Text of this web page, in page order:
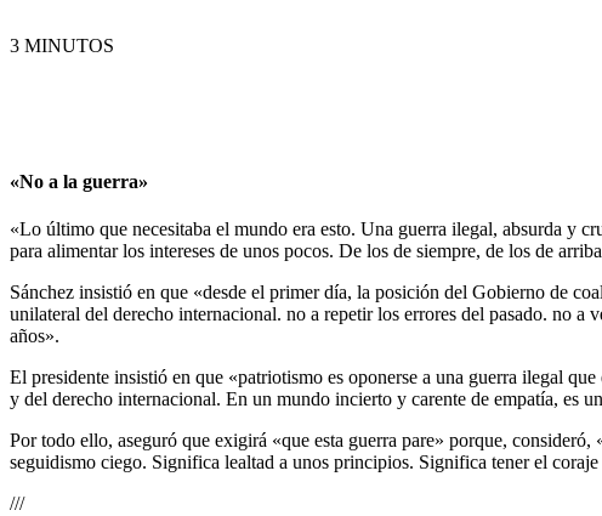
3 MINUTOS
«No a la guerra»
«Lo último que necesitaba el mundo era esto. Una guerra ilegal, absurda y
para alimentar los intereses de unos pocos. De los de siempre, de los de
Sánchez insistió en que «desde el primer día, la posición del Gobierno de
unilateral del derecho internacional. no a repetir los errores del pasado. no
años».
El presidente insistió en que «patriotismo es oponerse a una guerra ilegal
y del derecho internacional. En un mundo incierto y carente de empatía, es
Por todo ello, aseguró que exigirá «que esta guerra pare» porque,
seguidismo ciego. Significa lealtad a unos principios. Significa tener el
///